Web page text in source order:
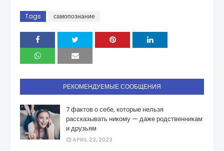
Tags самопознание
РЕКОМЕНДУЕМЫЕ СООБЩЕНИЯ
7 фактов о себе, которые нельзя
рассказывать никому — даже родственникам
и друзьям
APRIL 23, 2023